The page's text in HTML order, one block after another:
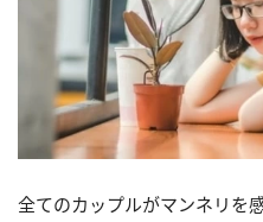
全てのカップルがマンネリを